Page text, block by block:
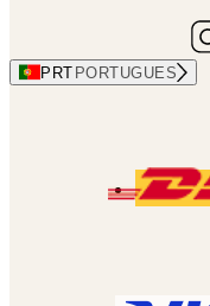
PRT PORTUGUES